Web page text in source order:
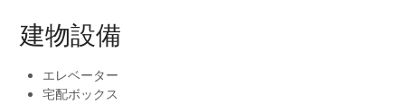
建物設備
エレベーター
宅配ボックス